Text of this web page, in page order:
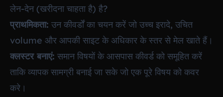
लेन-देन (खरीदना चाहता है) है?
प्राथमिकता: उन कीवर्डों का चयन करें जो उच्च इरादे, उचित
volume और आपकी साइट के अधिकार के स्तर से मेल खाते हैं।
क्लस्टर बनाएं: समान विषयों के आसपास कीवर्ड को समूहित करें
ताकि व्यापक सामग्री बनाई जा सके जो एक पूरे विषय को कवर
करे।